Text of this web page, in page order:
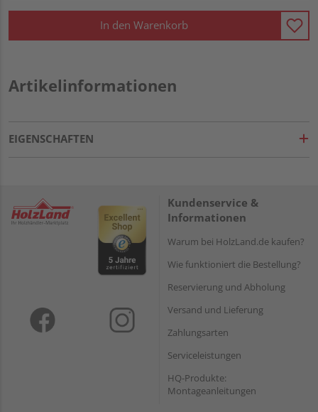
In den Warenkorb
Artikelinformationen
EIGENSCHAFTEN
Kundenservice &
Informationen
Warum bei HolzLand.de kaufen?
Wie funktioniert die Bestellung?
Reservierung und Abholung
Versand und Lieferung
Zahlungsarten
Serviceleistungen
HQ-Produkte:
Montageanleitungen